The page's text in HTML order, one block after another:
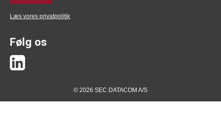
Læs vores privatpolitik
Følg os
© 2026 SEC DATACOM A/S